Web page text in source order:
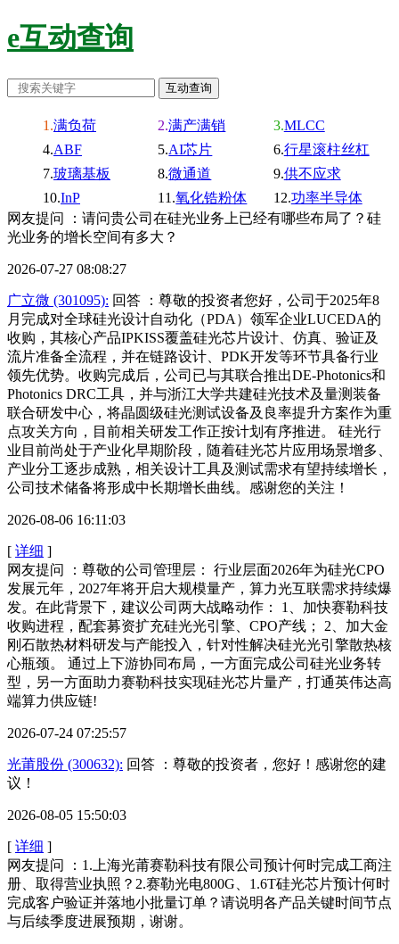
e互动查询
满负荷 满产满销
MLCC
ABF
AI芯片
行星滚柱丝杠
玻璃基板
微通道
供不应求
InP
氧化锆粉体
功率半导体
网友提问 ：请问贵公司在硅光业务上已经有哪些布局了？硅
光业务的增长空间有多大？
2026-07-27 08:08:27
广立微 (301095): 回答 ：尊敬的投资者您好，公司于2025年8
月完成对全球硅光设计自动化（PDA）领军企业LUCEDA的
收购，其核心产品IPKISS覆盖硅光芯片设计、仿真、验证及
流片准备全流程，并在链路设计、PDK开发等环节具备行业
领先优势。收购完成后，公司已与其联合推出DE-Photonics和
Photonics DRC工具，并与浙江大学共建硅光技术及量测装备
联合研发中心，将晶圆级硅光测试设备及良率提升方案作为重
点攻关方向，目前相关研发工作正按计划有序推进。 硅光行
业目前尚处于产业化早期阶段，随着硅光芯片应用场景增多、
产业分工逐步成熟，相关设计工具及测试需求有望持续增长，
公司技术储备将形成中长期增长曲线。感谢您的关注！
2026-08-06 16:11:03
[ 详细 ]
网友提问 ：尊敬的公司管理层： 行业层面2026年为硅光CPO
发展元年，2027年将开启大规模量产，算力光互联需求持续爆
发。在此背景下，建议公司两大战略动作： 1、加快赛勒科技
收购进程，配套募资扩充硅光光引擎、CPO产线； 2、加大金
刚石散热材料研发与产能投入，针对性解决硅光光引擎散热核
心瓶颈。 通过上下游协同布局，一方面完成公司硅光业务转
型，另一方面助力赛勒科技实现硅光芯片量产，打通英伟达高
端算力供应链!
2026-07-24 07:25:57
光莆股份 (300632): 回答 ：尊敬的投资者，您好！感谢您的建
议！
2026-08-05 15:50:03
[ 详细 ]
网友提问 ：1.上海光莆赛勒科技有限公司预计何时完成工商注
册、取得营业执照？2.赛勒光电800G、1.6T硅光芯片预计何时
完成客户验证并落地小批量订单？请说明各产品关键时间节点
与后续季度进展预期，谢谢。